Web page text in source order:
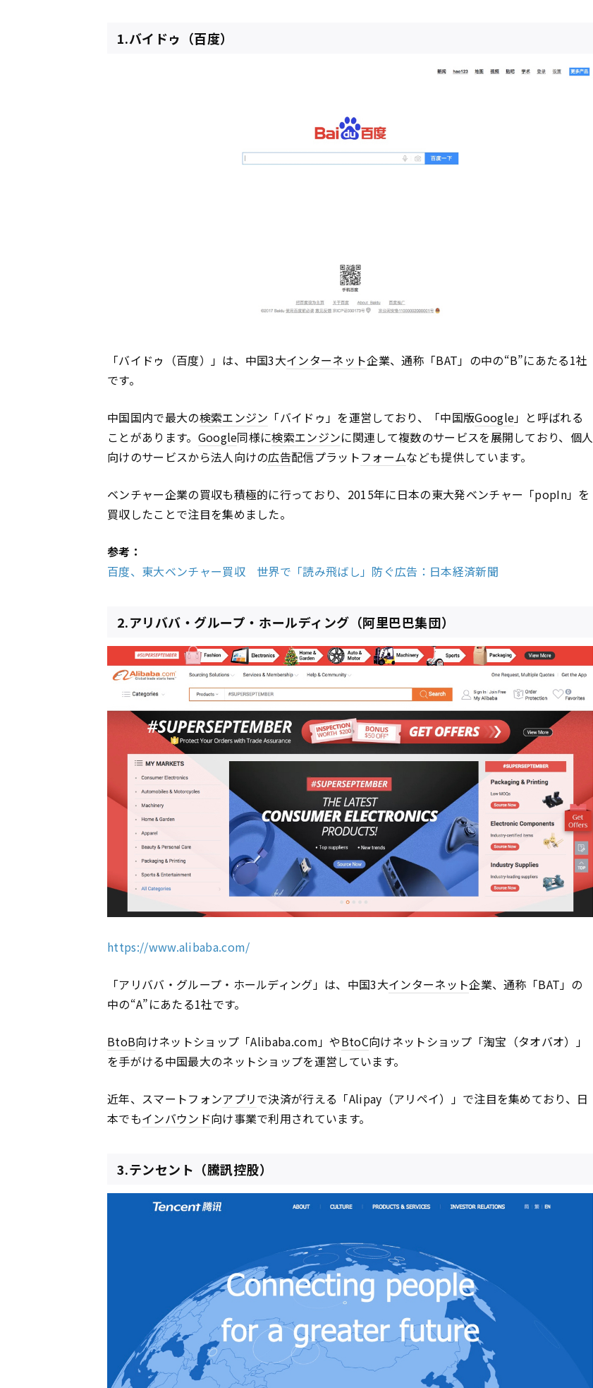
1.バイドゥ（百度）
「バイドゥ（百度）」は、中国3大インターネット企業、通称「BAT」の中の“B”にあたる1社
です。
中国国内で最大の検索エンジン 「バイドゥ」を運営しており、「中国版Google」と呼ばれる
ことがあります。 Google同様に検索エンジンに関連して複数のサービスを展開しており、個人
向けのサービスから法人向けの広告配信プラットフォームなども提供しています。
ベンチャー企業の買収も積極的に行っており、2015年に日本の東大発ベンチャー「popIn」を
買収したことで注目を集めました。
参考：
百度、東大ベンチャー買収 世界で「読み飛ばし」防ぐ広告：日本経済新聞
2.アリババ・グループ・ホールディング（阿里巴巴集団）
https://www.alibaba.com/
「アリババ・グループ・ホールディング」は、中国3大インターネット企業、通称「BAT」の
中の“A”にあたる1社です。
BtoB向けネットショップ「Alibaba.com」やBtoC向けネットショップ「淘宝（タオバオ）」
を手がける中国最大のネットショップを運営しています。
近年、スマートフォンアプリで決済が行える「Alipay（アリペイ）」で注目を集めており、日
本でもインバウンド向け事業で利用されています。
3.テンセント（騰訊控股）